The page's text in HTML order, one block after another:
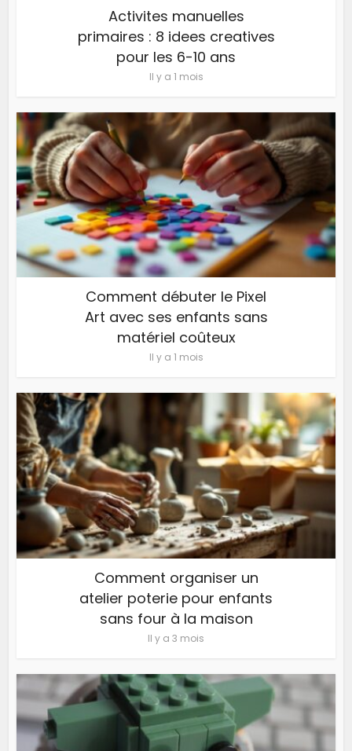
Activites manuelles
primaires : 8 idees creatives
pour les 6-10 ans
Il y a 1 mois
Comment débuter le Pixel
Art avec ses enfants sans
matériel coûteux
Il y a 1 mois
Comment organiser un
atelier poterie pour enfants
sans four à la maison
Il y a 3 mois